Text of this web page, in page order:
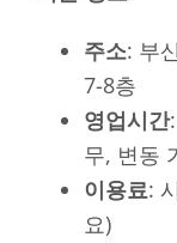
주소: 부
7-8층
영업시간
무, 변동
이용료:
요)